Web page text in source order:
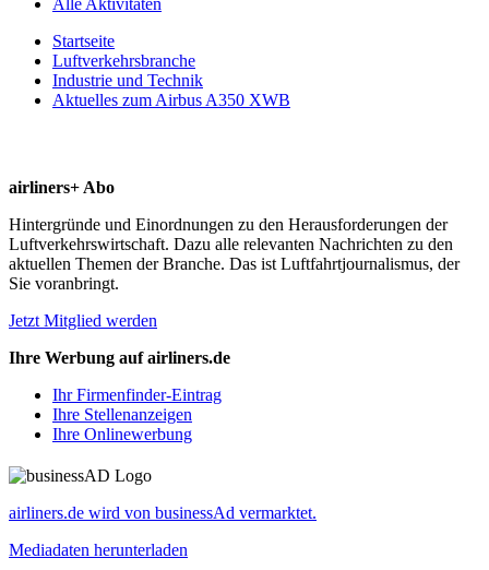
Startseite
Luftverkehrsbranche
Industrie und Technik
Aktuelles zum Airbus A350 XWB
airliners+ Abo
Hintergründe und Einordnungen zu den Herausforderungen der
Luftverkehrswirtschaft. Dazu alle relevanten Nachrichten zu den
aktuellen Themen der Branche. Das ist Luftfahrtjournalismus, der
Sie voranbringt.
Jetzt Mitglied werden
Ihre Werbung auf airliners.de
Ihr Firmenfinder-Eintrag
Ihre Stellenanzeigen
Ihre Onlinewerbung
airliners.de wird von businessAd vermarktet.
Mediadaten herunterladen